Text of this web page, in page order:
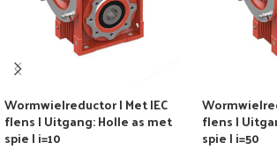
Wormwielreductor | Met IEC
flens | Uitgang: Holle as met
spie | i=10
flens |
spie | i=50